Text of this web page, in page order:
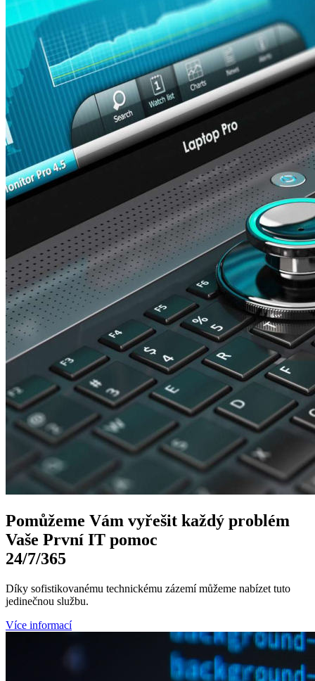
Pomůžeme Vám vyřešit každý problém
Vaše První IT pomoc
24/7/365
Díky sofistikovanému technickému zázemí můžeme nabízet tuto
jedinečnou službu.
Více informací